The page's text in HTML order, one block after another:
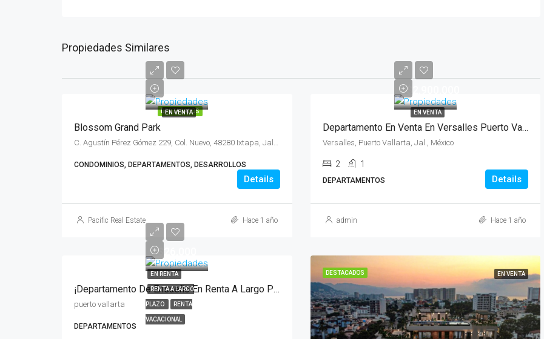
Propiedades Similares
DESTACADOS
EN VENTA
Blossom Grand Park
C. Agustín Pérez Gómez 229, Col. Nuevo, 48280 Ixtapa, Jal., México
CONDOMINIOS, DEPARTAMENTOS, DESARROLLOS
Details
Pacific Real Estate Hace 1 año
EN VENTA
$2,900,000
Departamento En Venta En Versalles Puerto Vallarta
Versalles, Puerto Vallarta, Jal., México
2 1
DEPARTAMENTOS Details
admin Hace 1 año
EN RENTA
RENTA A LARGO
PLAZO RENTA
VACACIONAL
$26,000
¡Departamento De Ensueño En Renta A Largo Plazo En Puerto Vallarta!
puerto vallarta
DEPARTAMENTOS
DESTACADOS EN VENTA